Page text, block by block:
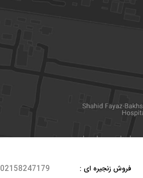
فروش زنجیره ای : 02158247179